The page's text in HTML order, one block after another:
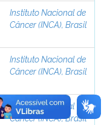
Instituto Nacional de
Câncer (INCA), Brasil
Instituto Nacional de
Câncer (INCA), Brasil
Instituto Nacional de
Câncer (INCA), Brasil